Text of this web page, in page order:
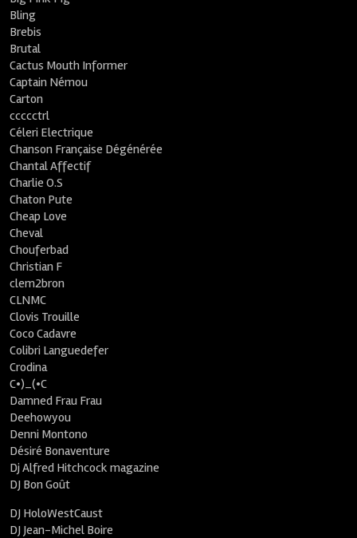
Bling
Brebis
Brutal
Cactus Mouth Informer
Captain Némou
Carton
ccccctrl
Céleri Electrique
Chanson Française Dégénérée
Chantal Affectif
Charlie O.S
Chaton Pute
Cheap Love
Cheval
Chouferbad
Christian F
clem2bron
CLNMC
Clovis Trouille
Coco Cadavre
Colibri Languedefer
Crodina
C•)_(•C
Damned Frau Frau
Deehowyou
Denni Montono
Désiré Bonaventure
Dj Alfred Hitchcock magazine
DJ Bon Goût
DJ HoloWestCaust
DJ Jean-Michel Boire